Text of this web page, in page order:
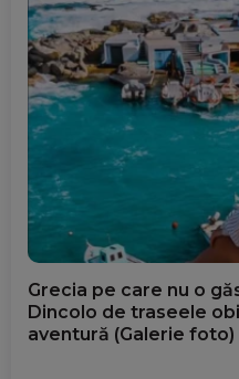
Grecia pe care nu o
Dincolo de traseele
aventură (Galerie foto)